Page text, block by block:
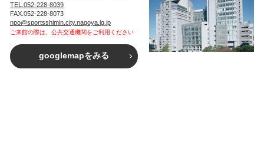
TEL.052-228-8039
FAX.052-228-8073
npo@sportsshimin.city.nagoya.lg.jp
ご来館の際は、公共交通機関をご利用ください
googlemapをみる